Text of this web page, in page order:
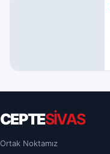
CEPTESİVAS
Ortak Noktamız